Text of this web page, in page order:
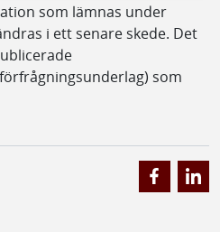
som lämnas under
i ett senare skede. Det
som